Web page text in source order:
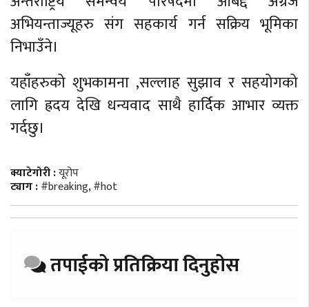
अभियन्ताज्यूहरु संग सहकार्य गर्न सक्रिय भूमिका
निभाउँने।
यहाँहरुको शुभकामना ,सल्लाह सुझाव र सहयोगको
लागि ह्रदय देखि धन्यवाद साथै हार्दिक आभार व्यक्त
गर्दछु।
क्याटेगोरी :यूरोप
ट्याग :#breaking,#hot
तपाईको प्रतिक्रिया दिनुहोस